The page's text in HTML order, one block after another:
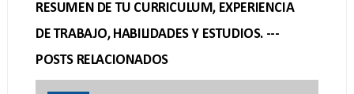
RESUMEN DE TU CURRICULUM, EXPERIENCIA
DE TRABAJO, HABILIDADES Y ESTUDIOS. ---
POSTS RELACIONADOS